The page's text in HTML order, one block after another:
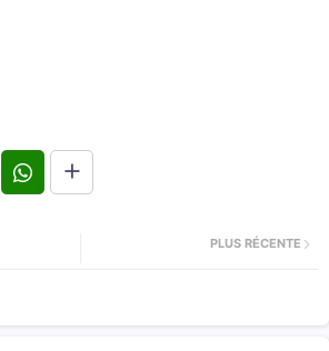
PLUS RÉCENTE